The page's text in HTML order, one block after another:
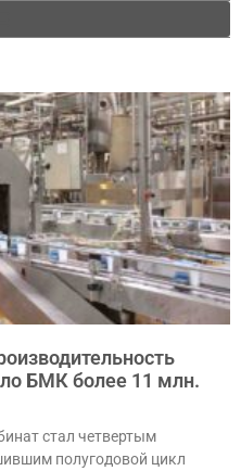
БМК более 11 млн.
стал четвертым
полугодовой цикл